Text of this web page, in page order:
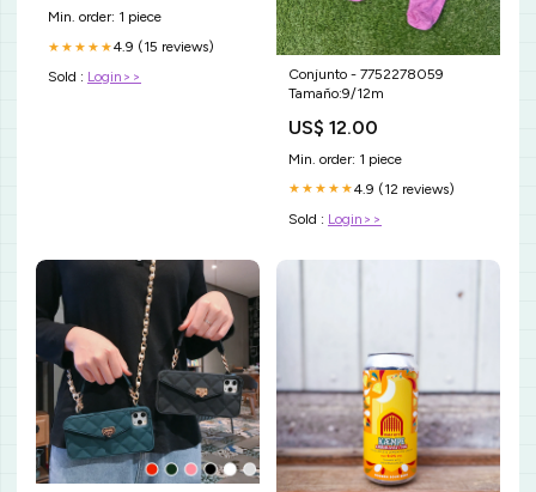
Min. order: 1 piece
★★★★★4.9 (15 reviews)
Sold : Login>>
Conjunto - 7752278059
Tamaño:9/12m
US$ 12.00
Min. order: 1 piece
★★★★★4.9 (12 reviews)
Sold : Login>>